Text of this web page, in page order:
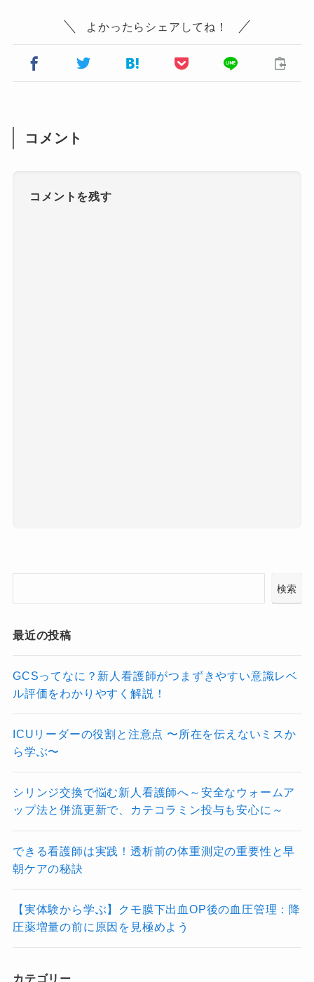
よかったらシェアしてね！
コメント
コメントを残す
検索
最近の投稿
GCSってなに？新人看護師がつまずきやすい意識レベ
ル評価をわかりやすく解説！
ICUリーダーの役割と注意点 〜所在を伝えないミスか
ら学ぶ〜
シリンジ交換で悩む新人看護師へ～安全なウォームア
ップ法と併流更新で、カテコラミン投与も安心に～
できる看護師は実践！透析前の体重測定の重要性と早
朝ケアの秘訣
【実体験から学ぶ】クモ膜下出血OP後の血圧管理：降
圧薬増量の前に原因を見極めよう
カテゴリー